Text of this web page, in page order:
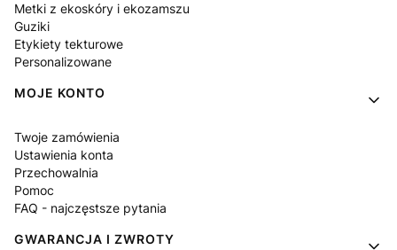
Metki z ekoskóry i ekozamszu
Guziki
Etykiety tekturowe
Personalizowane
MOJE KONTO
Twoje zamówienia
Ustawienia konta
Przechowalnia
Pomoc
FAQ - najczęstsze pytania
GWARANCJA I ZWROTY